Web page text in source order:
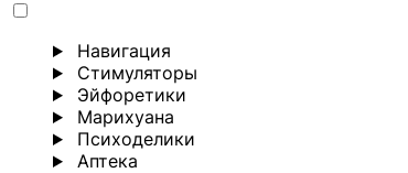
Навигация
Стимуляторы
Эйфоретики
Марихуана
Психоделики
Аптека